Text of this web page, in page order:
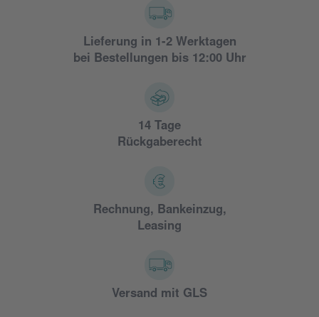
Lieferung in 1-2 Werktagen
bei Bestellungen bis 12:00 Uhr
14 Tage
Rückgaberecht
Rechnung, Bankeinzug,
Leasing
Versand mit GLS